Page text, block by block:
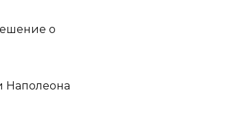
о
Наполеона